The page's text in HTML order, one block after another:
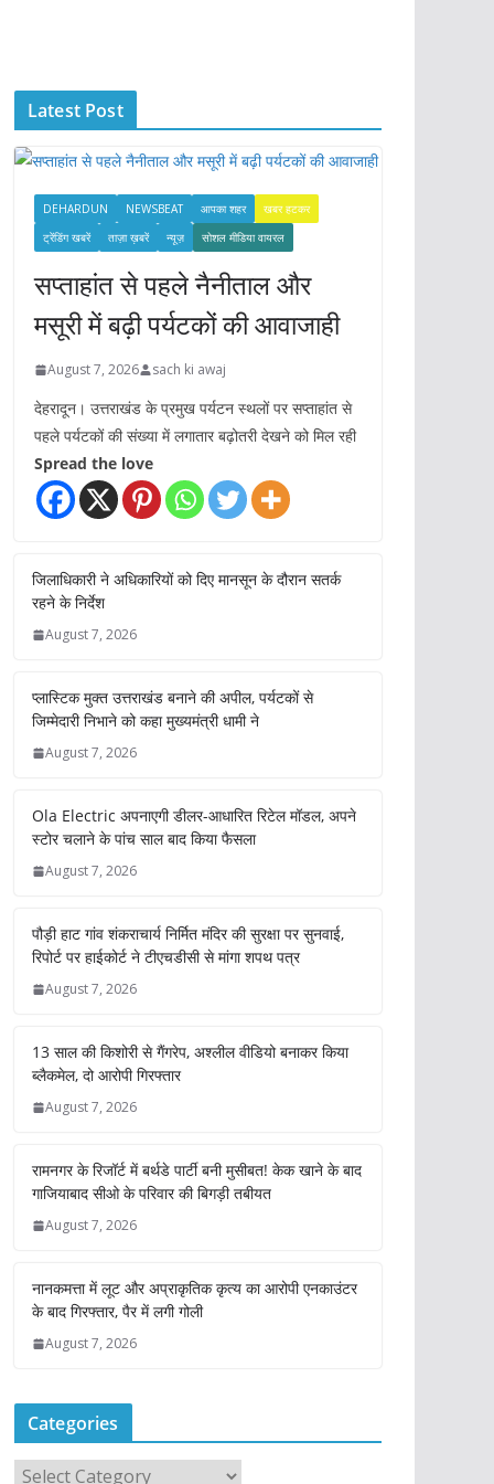
e
s
Latest Post
DEHARDUN NEWSBEAT आपका शहर
खबर हटकर
ट्रेंडिंग खबरें
ताज़ा ख़बरें न्यूज़ सोशल मीडिया वायरल
सप्ताहांत से पहले नैनीताल और
मसूरी में बढ़ी पर्यटकों की आवाजाही
August 7, 2026 sach ki awaj
देहरादून। उत्तराखंड के प्रमुख पर्यटन स्थलों पर सप्ताहांत से
पहले पर्यटकों की संख्या में लगातार बढ़ोतरी देखने को मिल रही
Spread the love
जिलाधिकारी ने अधिकारियों को दिए मानसून के दौरान सतर्क
रहने के निर्देश
August 7, 2026
प्लास्टिक मुक्त उत्तराखंड बनाने की अपील, पर्यटकों से
जिम्मेदारी निभाने को कहा मुख्यमंत्री धामी ने
August 7, 2026
Ola Electric अपनाएगी डीलर-आधारित रिटेल मॉडल, अपने
स्टोर चलाने के पांच साल बाद किया फैसला
August 7, 2026
पौड़ी हाट गांव शंकराचार्य निर्मित मंदिर की सुरक्षा पर सुनवाई,
रिपोर्ट पर हाईकोर्ट ने टीएचडीसी से मांगा शपथ पत्र
August 7, 2026
13 साल की किशोरी से गैंगरेप, अश्लील वीडियो बनाकर किया
ब्लैकमेल, दो आरोपी गिरफ्तार
August 7, 2026
रामनगर के रिजॉर्ट में बर्थडे पार्टी बनी मुसीबत! केक खाने के बाद
गाजियाबाद सीओ के परिवार की बिगड़ी तबीयत
August 7, 2026
नानकमत्ता में लूट और अप्राकृतिक कृत्य का आरोपी एनकाउंटर
के बाद गिरफ्तार, पैर में लगी गोली
August 7, 2026
Categories